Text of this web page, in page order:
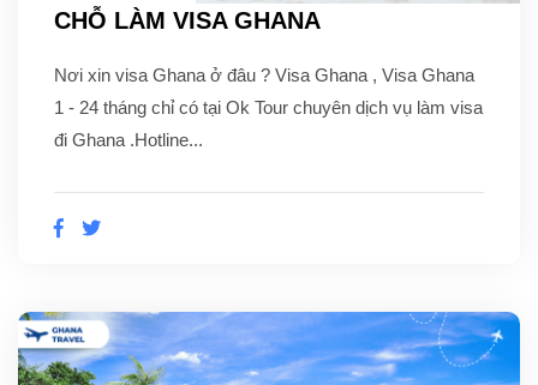
CHỖ LÀM VISA GHANA
Nơi xin visa Ghana ở đâu ? Visa Ghana , Visa Ghana
1 - 24 tháng chỉ có tại Ok Tour chuyên dịch vụ làm visa
đi Ghana .Hotline...